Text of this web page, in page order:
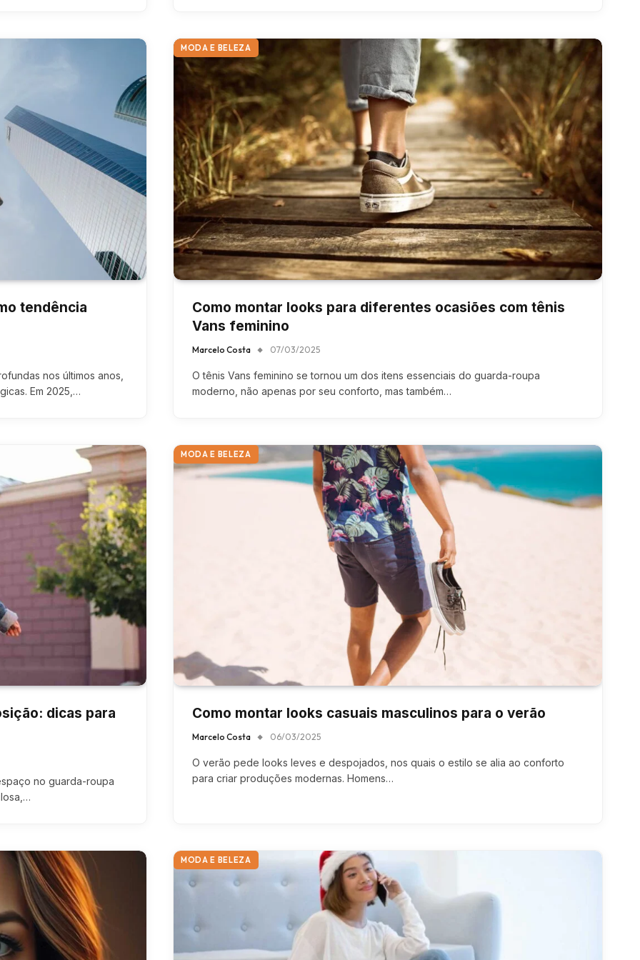
tendência
nos últimos anos,
Em 2025,…
MODA E BELEZA
Como montar looks para diferentes ocasiões com tênis
Vans feminino
Marcelo Costa 07/03/2025
O tênis Vans feminino se tornou um dos itens essenciais do guarda-roupa
moderno, não apenas por seu conforto, mas também…
dicas para
no guarda-roupa
MODA E BELEZA
Como montar looks casuais masculinos para o verão
Marcelo Costa 06/03/2025
O verão pede looks leves e despojados, nos quais o estilo se alia ao conforto
para criar produções modernas. Homens…
MODA E BELEZA